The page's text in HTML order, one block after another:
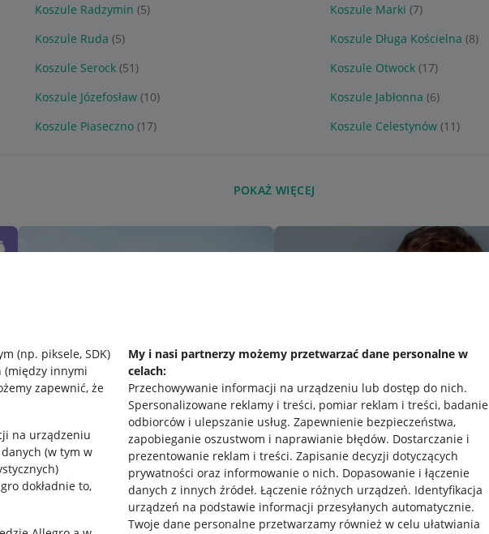
(np. piksele, SDK)
(między innymi
zapewnić, że
na urządzeniu
(w tym w
dokładnie to,
My i nasi partnerzy możemy przetwarzać dane personalne w
celach:
Przechowywanie informacji na urządzeniu lub dostęp do nich.
Spersonalizowane reklamy i treści, pomiar reklam i treści, badanie
odbiorców i ulepszanie usług. Zapewnienie bezpieczeństwa,
zapobieganie oszustwom i naprawianie błędów. Dostarczanie i
prezentowanie reklam i treści. Zapisanie decyzji dotyczących
prywatności oraz informowanie o nich. Dopasowanie i łączenie
danych z innych źródeł. Łączenie różnych urządzeń. Identyfikacja
urządzeń na podstawie informacji przesyłanych automatycznie.
Twoje dane personalne przetwarzamy również w celu ułatwiania
Koszule Radzymin (5) Koszule Marki (7)
Koszule Ruda (5) Koszule Długa Kościelna (8)
Koszule Serock (51) Koszule Otwock (17)
Koszule Józefosław (10) Koszule Jabłonna (6)
Koszule Piaseczno (17) Koszule Celestynów (11)
POKAŻ WIĘCEJ
Pobierz aplikację